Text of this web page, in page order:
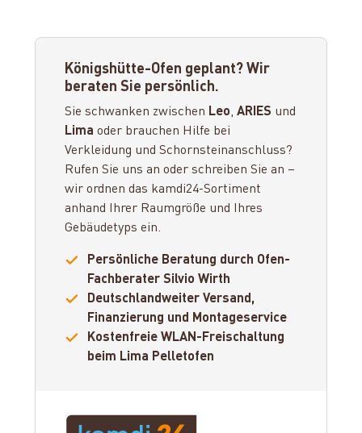
Königshütte-Ofen geplant? Wir
beraten Sie persönlich.
Sie schwanken zwischen Leo,ARIES und
Lima oder brauchen Hilfe bei
Verkleidung und Schornsteinanschluss?
Rufen Sie uns an oder schreiben Sie an –
wir ordnen das kamdi24-Sortiment
anhand Ihrer Raumgröße und Ihres
Gebäudetyps ein.
Persönliche Beratung durch Ofen-
Fachberater Silvio Wirth
Deutschlandweiter Versand,
Finanzierung und Montageservice
Kostenfreie WLAN-Freischaltung
beim Lima Pelletofen